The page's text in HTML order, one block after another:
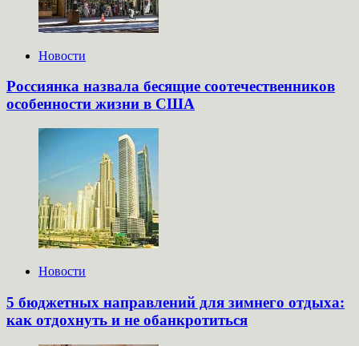
Новости
Россиянка назвала бесящие соотечественников
особенности жизни в США
Новости
5 бюджетных направлений для зимнего отдыха:
как отдохнуть и не обанкротиться